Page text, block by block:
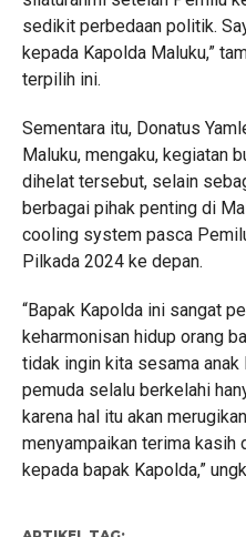
sedikit perbedaan politik.
kepada Kapolda Maluku,”
terpilih ini.
Sementara itu, Donatus
Maluku, mengaku, kegiatan
dihelat tersebut, selain
berbagai pihak penting di
cooling system pasca
Pilkada 2024 ke depan.
“Bapak Kapolda ini sangat
keharmonisan hidup orang
tidak ingin kita sesama anak
pemuda selalu berkelahi
karena hal itu akan
menyampaikan terima kasih
kepada bapak Kapolda,”